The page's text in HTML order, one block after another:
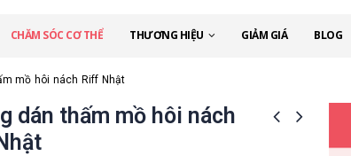
CHĂM SÓC CƠ THỂ THƯƠNG HIỆU GIẢM GIÁ BLOG
mồ hôi nách Riff Nhật
dán thấm mồ hôi nách